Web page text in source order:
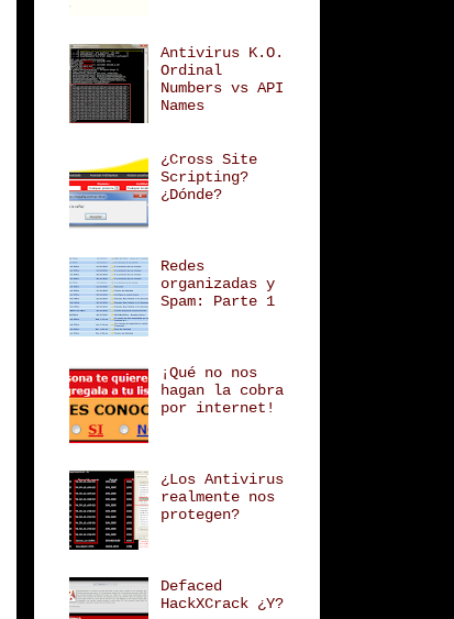
Antivirus K.O.
Ordinal
Numbers vs API
Names
¿Cross Site
Scripting?
¿Dónde?
Redes
organizadas y
Spam: Parte 1
¡Qué no nos
hagan la cobra
por internet!
¿Los Antivirus
realmente nos
protegen?
Defaced
HackXCrack ¿Y?